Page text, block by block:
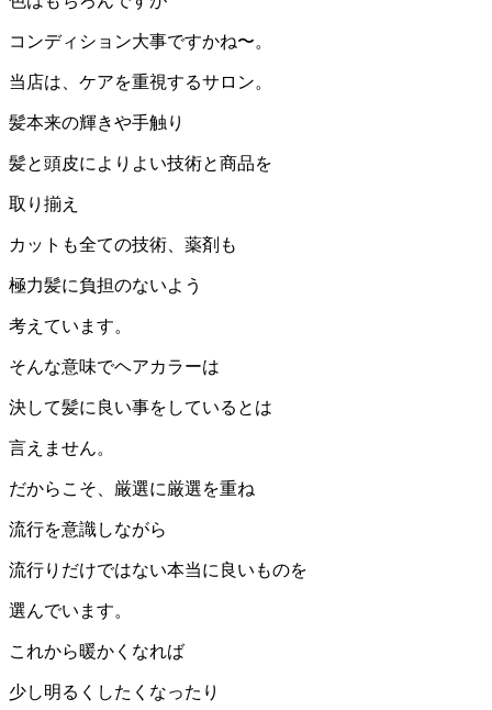
コンディション大事ですかね〜。
当店は、ケアを重視するサロン。
髪本来の輝きや手触り
髪と頭皮によりよい技術と商品を
取り揃え
カットも全ての技術、薬剤も
極力髪に負担のないよう
考えています。
そんな意味でヘアカラーは
決して髪に良い事をしているとは
言えません。
だからこそ、厳選に厳選を重ね
流行を意識しながら
流行りだけではない本当に良いものを
選んでいます。
これから暖かくなれば
少し明るくしたくなったり